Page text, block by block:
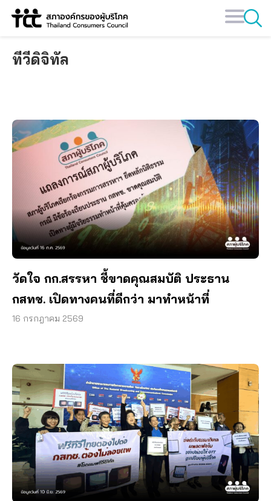
Skip
ทีวีดิจิทัล
วัดใจ กก.สรรหา ชี้ขาดคุณสมบัติ ประธาน
กสทช. เปิดทางคนที่ดีกว่า มาทำหน้าที่
16 กรกฎาคม 2569